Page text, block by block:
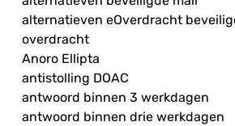
alternatieven eOverdracht
overdracht
Anoro Ellipta
antistolling DOAC
antwoord binnen 3 werkdagen
antwoord binnen drie werkdagen